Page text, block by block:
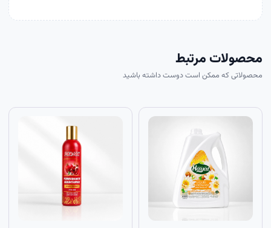
محصولات مرتبط
محصولاتی که ممکن است دوست داشته باشید